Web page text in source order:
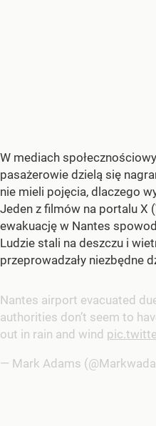
W mediach
pasażerowie dzielą się
nie mieli pojęcia, dlaczego
Jeden z filmów na portalu X
ewakuację w Nantes
Ludzie stali na deszczu i
przeprowadzały niezbędne
Nantes airport evacuated
authorities don’t seem to
out in rain and wind
— Mark Adams